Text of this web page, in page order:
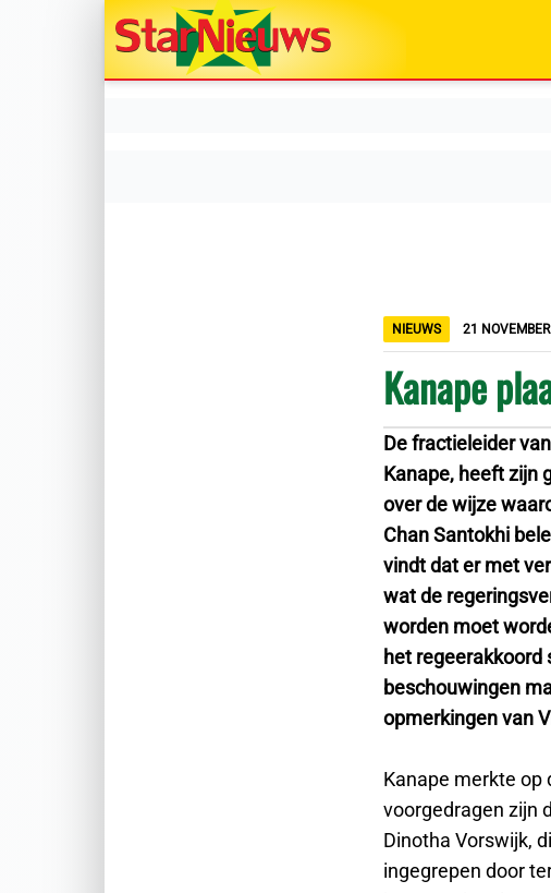
NIEUWS 21
Kanape
De fractieleider
Kanape, heeft zijn
over de wijze
Chan Santokhi
vindt dat er met
wat de
worden moet
het regeerakkoord
beschouwingen
opmerkingen van
Kanape merkte
voorgedragen zijn
Dinotha Vorswijk,
ingegrepen door